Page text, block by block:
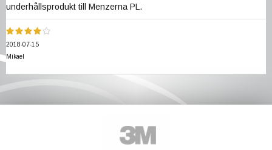
underhållsprodukt till Menzerna PL.
2018-07-15
Mikael